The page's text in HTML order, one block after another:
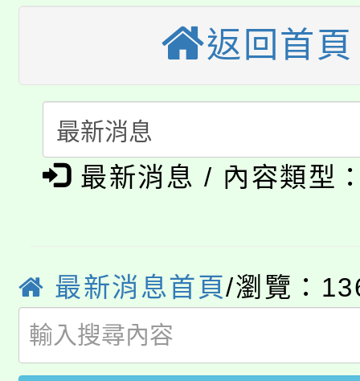
生本土語及新住民語歌
公告本校115學年度第
代理(課)教師甄選結果(
公告本校115學年度第
代理(課)教師甄選結果(
轉知中國文化大學推廣
《TA101》溝通分析基
系所師生報名參加。
淨零綠生活教案入校路
115年食農教育專業人
學籍身 分審查程序及
版
淨零綠領人才培育課程
公告本校115學年度第
代理(課)教師甄選結果(
「2026金融保險知識
返回首頁
最新消息 / 內容類型
最新消息首頁/瀏覽：